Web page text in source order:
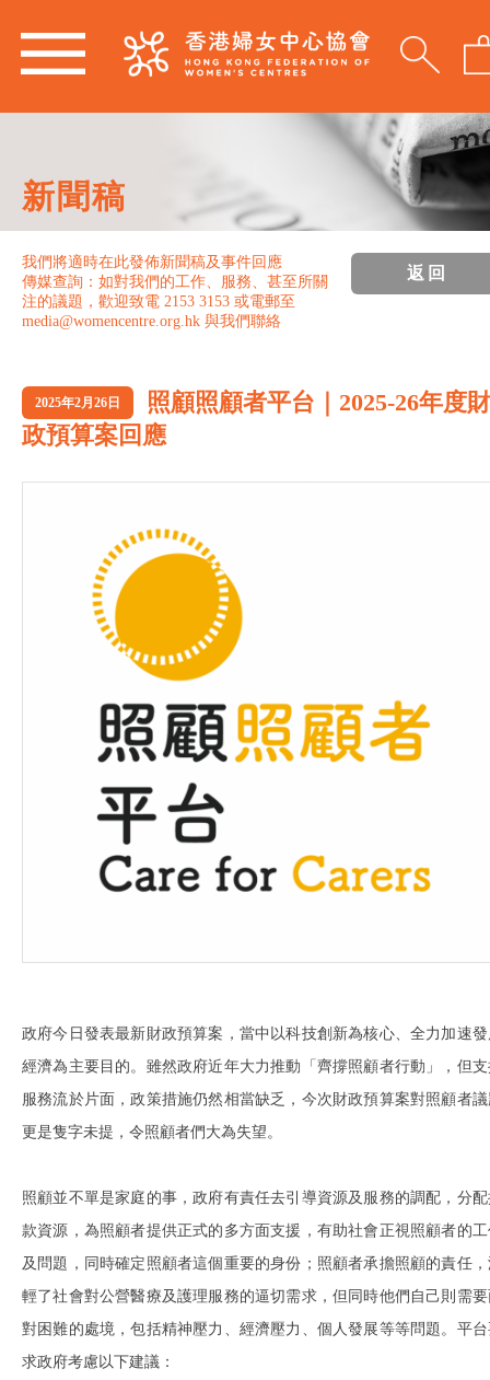
新聞稿
我們將適時在此發佈新聞稿及事件回應
傳媒查詢：如對我們的工作、服務、甚至所關
注的議題，歡迎致電 2153 3153 或電郵至
media@womencentre.org.hk 與我們聯絡
返回
2025年2月26日
照顧照顧者平台｜2025-26年度財
政預算案回應
政府今日發表最新財政預算案，當中以科技創新為核心、全力加速
經濟為主要目的。雖然政府近年大力推動「齊撐照顧者行動」，但
服務流於片面，政策措施仍然相當缺乏，今次財政預算案對照顧者
更是隻字未提，令照顧者們大為失望。
照顧並不單是家庭的事，政府有責任去引導資源及服務的調配，分
款資源，為照顧者提供正式的多方面支援，有助社會正視照顧者的
及問題，同時確定照顧者這個重要的身份；照顧者承擔照顧的責任
輕了社會對公營醫療及護理服務的逼切需求，但同時他們自己則需
對困難的處境，包括精神壓力、經濟壓力、個人發展等等問題。平
求政府考慮以下建議：